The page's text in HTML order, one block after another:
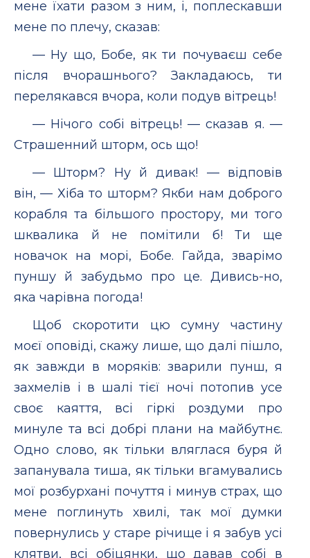
мене їхати разом з ним, і, поплескавши
мене по плечу, сказав:
— Ну що, Бобе, як ти почуваєш себе
після вчорашнього? Закладаюсь, ти
перелякався вчора, коли подув вітрець!
— Нічого собі вітрець! — сказав я. —
Страшенний шторм, ось що!
— Шторм? Ну й дивак! — відповів
він, — Хіба то шторм? Якби нам доброго
корабля та більшого простору, ми того
шквалика й не помітили б! Ти ще
новачок на морі, Бобе. Гайда, зварімо
пуншу й забудьмо про це. Дивись-но,
яка чарівна погода!
Щоб скоротити цю сумну частину
моєї оповіді, скажу лише, що далі пішло,
як завжди в моряків: зварили пунш, я
захмелів і в шалі тієї ночі потопив усе
своє каяття, всі гіркі роздуми про
минуле та всі добрі плани на майбутнє.
Одно слово, як тільки вляглася буря й
запанувала тиша, як тільки вгамувались
мої розбурхані почуття і минув страх, що
мене поглинуть хвилі, так мої думки
повернулись у старе річище і я забув усі
клятви, всі обіцянки, що давав собі в